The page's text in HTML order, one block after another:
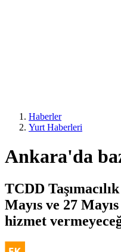
Haberler
Yurt Haberleri
Ankara'da
TCDD
Mayıs ve 27
hizmet